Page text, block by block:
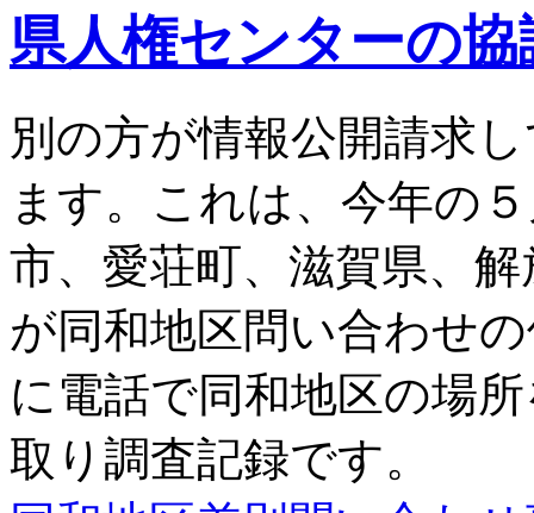
県人権センターの協
別の方が情報公開請求
ます。これは、今年の
市、愛荘町、滋賀県、
が同和地区問い合わせ
に電話で同和地区の場
取り調査記録です。